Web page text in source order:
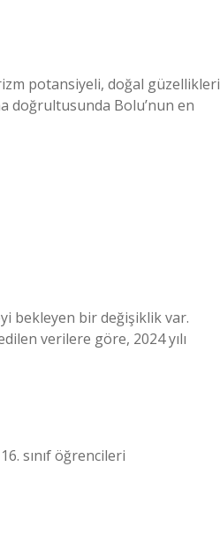
potansiyeli, doğal güzellikleri
doğrultusunda Bolu’nun en
bekleyen bir değişiklik var.
verilere göre, 2024 yılı
sınıf öğrencileri